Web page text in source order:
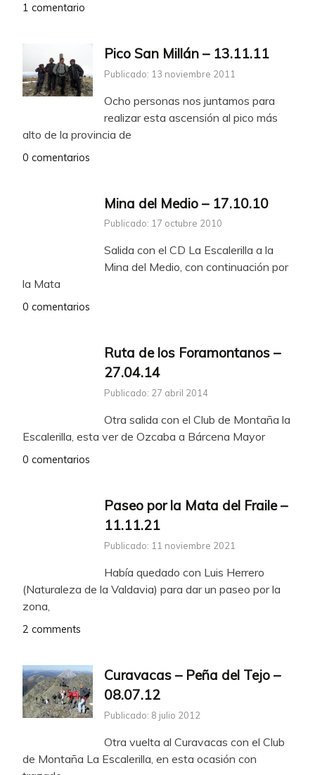
1 comentario
Pico San Millán – 13.11.11
Publicado: 13 noviembre 2011
Ocho personas nos juntamos para
realizar esta ascensión al pico más
alto de la provincia de
0 comentarios
Mina del Medio – 17.10.10
Publicado: 17 octubre 2010
Salida con el CD La Escalerilla a la
Mina del Medio, con continuación por
la Mata
0 comentarios
Ruta de los Foramontanos –
27.04.14
Publicado: 27 abril 2014
Otra salida con el Club de Montaña la
Escalerilla, esta ver de Ozcaba a Bárcena Mayor
0 comentarios
Paseo por la Mata del Fraile –
11.11.21
Publicado: 11 noviembre 2021
Había quedado con Luis Herrero
(Naturaleza de la Valdavia) para dar un paseo por la
zona,
2 comments
Curavacas – Peña del Tejo –
08.07.12
Publicado: 8 julio 2012
Otra vuelta al Curavacas con el Club
de Montaña La Escalerilla, en esta ocasión con